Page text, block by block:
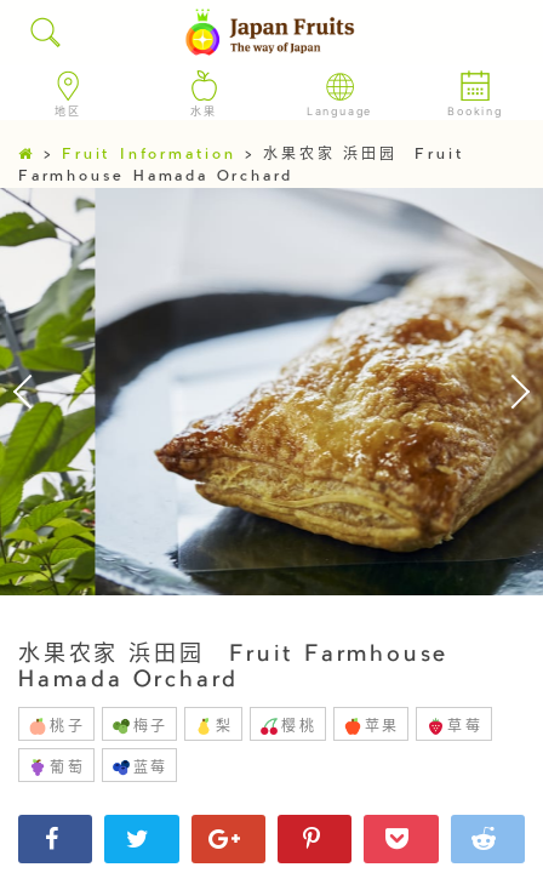
地区 水果 Language Booking
> Fruit Information >水果农家 浜田园 Fruit
Farmhouse Hamada Orchard
水果农家 浜田园 Fruit Farmhouse
Hamada Orchard
桃子 梅子 梨 樱桃 苹果 草莓
葡萄 蓝莓